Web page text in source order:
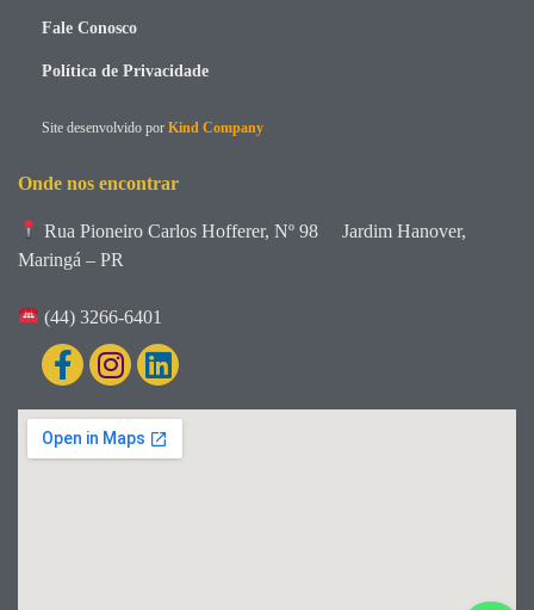
Fale Conosco
Política de Privacidade
Site desenvolvido por Kind Company
Onde nos encontrar
Rua Pioneiro Carlos Hofferer, Nº 98
Jardim Hanover,
Maringá – PR
(44) 3266-6401